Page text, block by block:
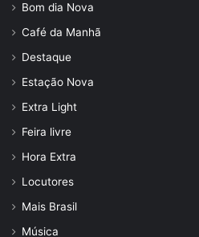
Bom dia Nova
Café da Manhã
Destaque
Estação Nova
Extra Light
Feira livre
Hora Extra
Locutores
Mais Brasil
Música